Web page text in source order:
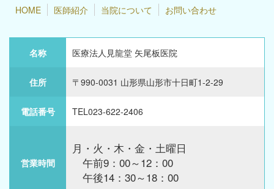
HOME 医師紹介 当院について お問い合わせ
名称 医療法人見龍堂 矢尾板医院
住所 〒990-0031 山形県山形市十日町1-2-29
電話番号 TEL023-622-2406
営業時間
月・火・木・金・土曜日
午前9：00～12：00
午後14：30～18：00